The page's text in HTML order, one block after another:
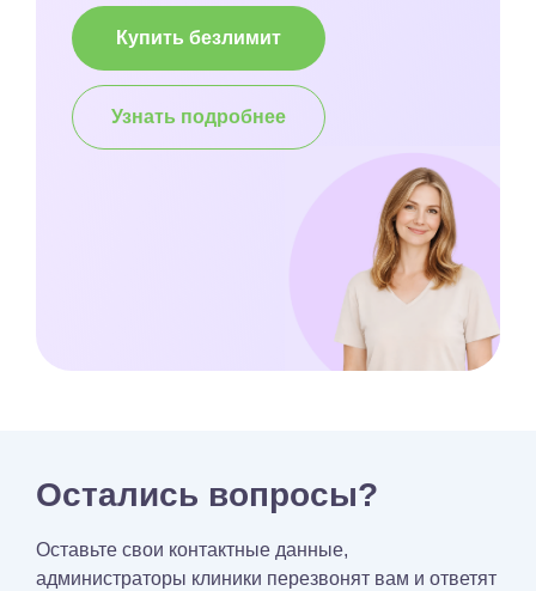
Купить безлимит
Узнать подробнее
Остались вопросы?
Оставьте свои контактные данные,
администраторы клиники перезвонят вам и ответят